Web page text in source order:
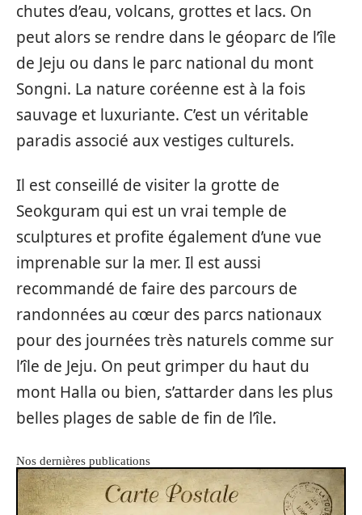
chutes d’eau, volcans, grottes et lacs. On
peut alors se rendre dans le géoparc de l’île
de Jeju ou dans le parc national du mont
Songni. La nature coréenne est à la fois
sauvage et luxuriante. C’est un véritable
paradis associé aux vestiges culturels.
Il est conseillé de visiter la grotte de
Seokguram qui est un vrai temple de
sculptures et profite également d’une vue
imprenable sur la mer. Il est aussi
recommandé de faire des parcours de
randonnées au cœur des parcs nationaux
pour des journées très naturels comme sur
l’île de Jeju. On peut grimper du haut du
mont Halla ou bien, s’attarder dans les plus
belles plages de sable de fin de l’île.
Nos dernières publications